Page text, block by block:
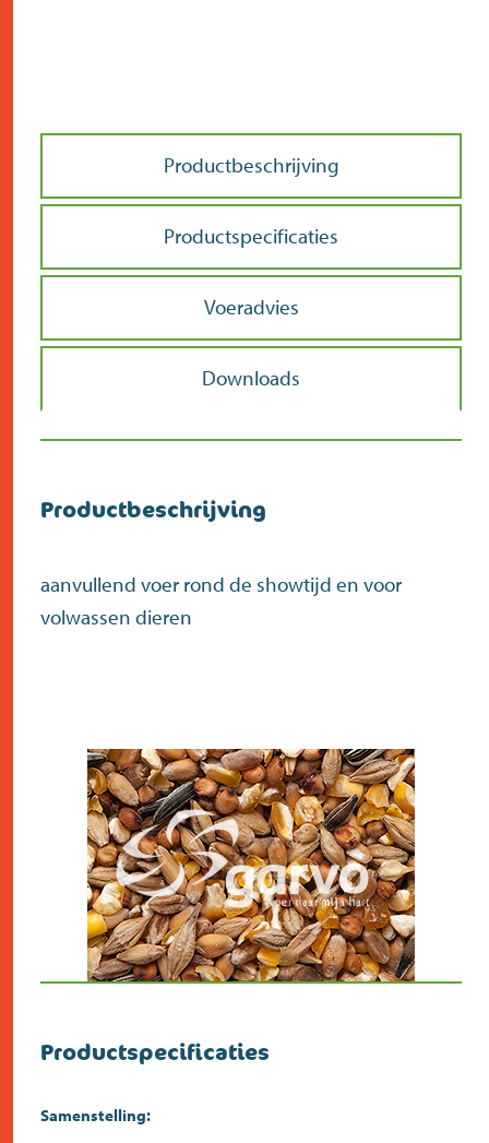
Menno’s Dierenwereld>
Productbeschrijving
Productspecificaties
Voeradvies
Downloads
Productbeschrijving
aanvullend voer rond de showtijd en voor
volwassen dieren
Productspecificaties
Samenstelling: